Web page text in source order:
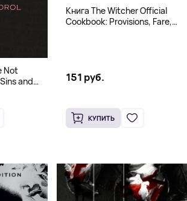
Not
and
Книга The Witcher Official
Cookbook: Provisions, Fare,
151 руб.
КУПИТЬ